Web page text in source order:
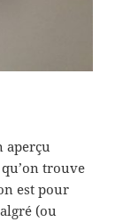
aperçu
trouve
est pour
(ou